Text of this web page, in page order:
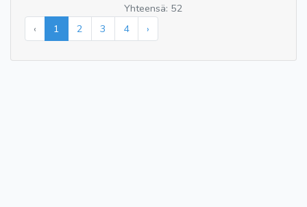
Yhteensä: 52
‹
1 2 3 4 ›